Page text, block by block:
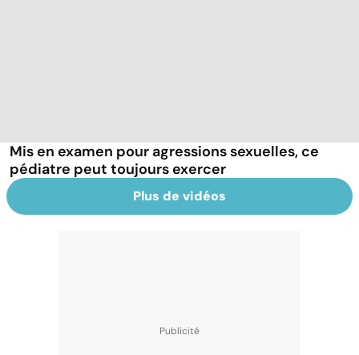
Mis en examen pour agressions sexuelles, ce
pédiatre peut toujours exercer
Plus de vidéos